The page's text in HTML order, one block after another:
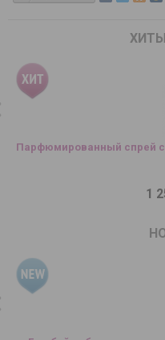
Парфюмированный спрей
1